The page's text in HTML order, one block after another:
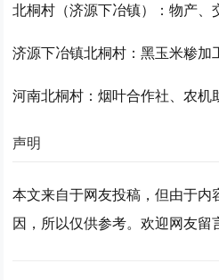
北桐村（济源下冶镇）：物产、
济源下冶镇北桐村：黑玉米糁加
河南北桐村：烟叶合作社、农机
声明
本文来自于网友投稿，但由于内
因，所以仅供参考。欢迎网友留